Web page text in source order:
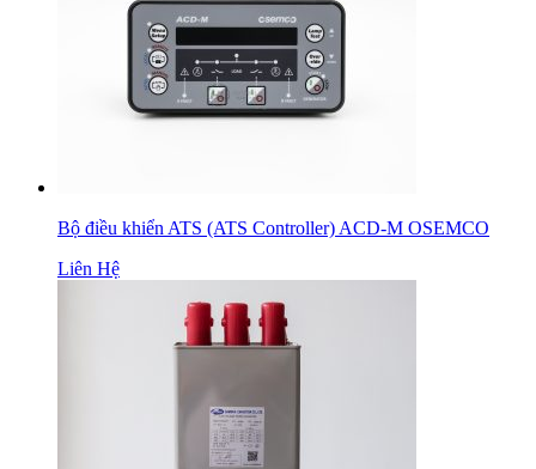
Bộ điều khiển ATS (ATS Controller) ACD-M OSEMCO
Liên Hệ